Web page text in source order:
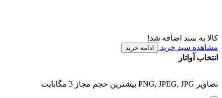
کالا به سبد اضافه شد!
مشاهده سبد خرید
ادامه خرید
انتخاب آواتار
تصاویر PNG, JPEG, JPG بیشترین حجم مجاز 3 مگابایت